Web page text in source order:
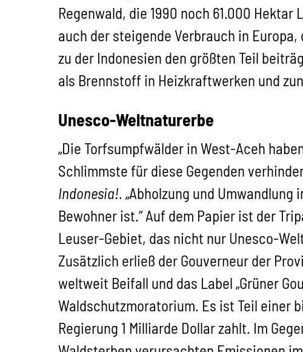
Regenwald, die 1990 noch 61.000
auch der steigende Verbrauch in
zu der Indonesien den größten Teil
als Brennstoff in Heizkraftwerken und
Unesco-Weltnaturerbe
„Die Torfsumpfwälder in West-Aceh
Schlimmste für diese Gegenden
Indonesia!. „Abholzung und
Bewohner ist.“ Auf dem Papier ist der
Leuser-Gebiet, das nicht nur Unesco-
Zusätzlich erließ der Gouverneur der
weltweit Beifall und das Label „Grüner
Waldschutzmoratorium. Es ist Teil einer
Regierung 1 Milliarde Dollar zahlt. Im